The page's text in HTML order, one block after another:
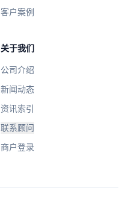
客户案例
关于我们
公司介绍
新闻动态
资讯索引
联系顾问
商户登录